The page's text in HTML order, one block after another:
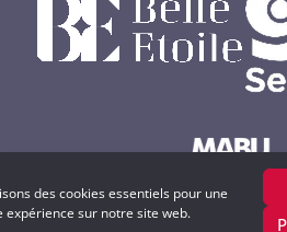
des cookies essentiels pour une
expérience sur notre site web.
Powered by MABU